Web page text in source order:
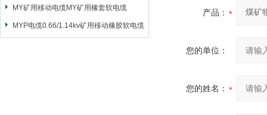
MY矿用移动电缆MY矿用橡套软电缆
MYP电缆0.66/1.14kv矿用移动橡胶软电缆
产品：
您的单位：
您的姓名：